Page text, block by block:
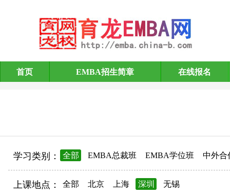
EMBA招生简章
首页 EMBA招生简章 在线报名
学习类别： 全部 EMBA总裁班 EMBA学位班 中外合
上课地点： 全部 北京 上海 深圳 无锡